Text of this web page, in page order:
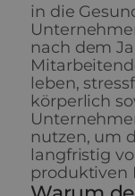
in die
nach dem
leben,
körperlich
nutzen, um
langfristig
produktiven